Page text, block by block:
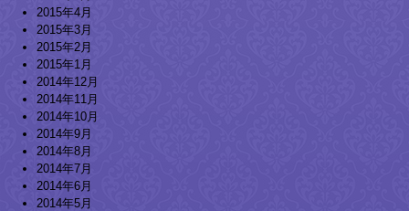
2015年4月
2015年3月
2015年2月
2015年1月
2014年12月
2014年11月
2014年10月
2014年9月
2014年8月
2014年7月
2014年6月
2014年5月